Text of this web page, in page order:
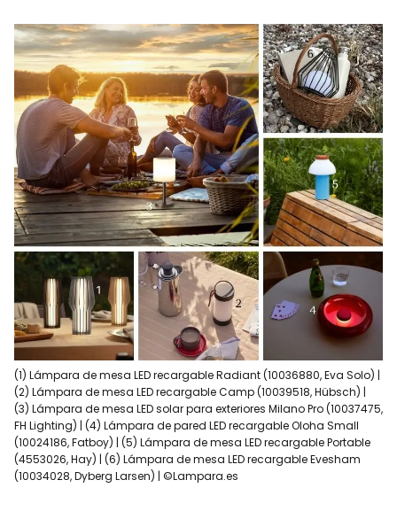
(1) Lámpara de mesa LED recargable Radiant (10036880, Eva Solo) |
(2) Lámpara de mesa LED recargable Camp (10039518, Hübsch) |
(3) Lámpara de mesa LED solar para exteriores Milano Pro (10037475,
FH Lighting) | (4) Lámpara de pared LED recargable Oloha Small
(10024186, Fatboy) | (5) Lámpara de mesa LED recargable Portable
(4553026, Hay) | (6) Lámpara de mesa LED recargable Evesham
(10034028, Dyberg Larsen) | ©Lampara.es